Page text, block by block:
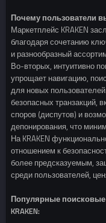
Почему пользователи
Маркетплейс KRAKEN
благодаря сочетанию
и разнообразный
Во-вторых, интуитивно
упрощает навигацию,
для новых
безопасных
споров (диспутов) и
депонирования, что
На KRAKEN
отношением к
более предсказуемым,
среди пользователей,
Популярные
KRAKEN: